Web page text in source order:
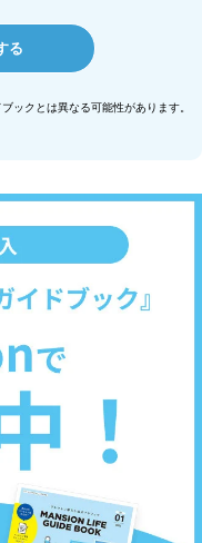
る
ックとは異なる可能性があります。